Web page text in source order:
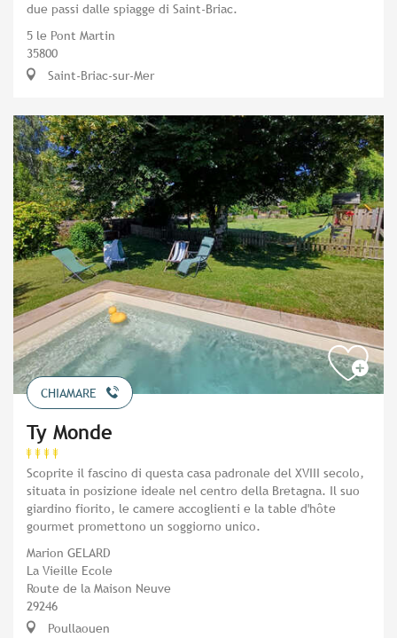
due passi dalle spiagge di Saint-Briac.
5 le Pont Martin
35800
Saint-Briac-sur-Mer
CHIAMARE
Ty Monde
Scoprite il fascino di questa casa padronale del XVIII secolo,
situata in posizione ideale nel centro della Bretagna. Il suo
giardino fiorito, le camere accoglienti e la table d'hôte
gourmet promettono un soggiorno unico.
Marion GELARD
La Vieille Ecole
Route de la Maison Neuve
29246
Poullaouen